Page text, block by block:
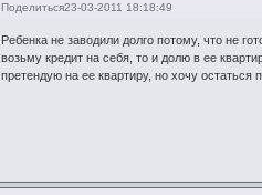
Поделиться23-03-2011 18:18:49
Ребенка не заводили долго потому, что не
возьму кредит на себя, то и долю в ее
претендую на ее квартиру, но хочу остаться